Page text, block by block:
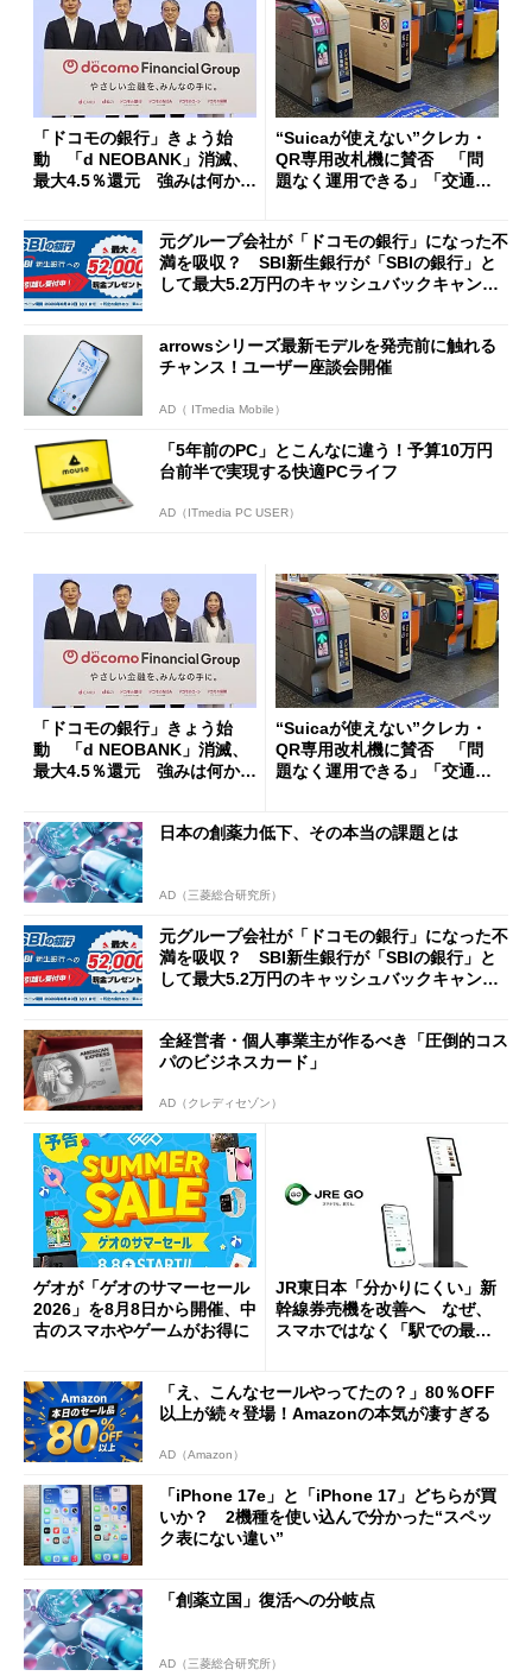
「ドコモの銀行」きょう始
動 「d NEOBANK」消滅、
最大4.5％還元 強みは何か解
“Suicaが使えない”クレカ・
QR専用改札機に賛否 「問
題なく運用できる」「交通系I
元グループ会社が「ドコモの銀行」になった不
満を吸収？ SBI新生銀行が「SBIの銀行」と
して最大5.2万円のキャッシュバックキャンペ
arrowsシリーズ最新モデルを発売前に触れる
チャンス！ユーザー座談会開催
AD（ ITmedia Mobile）
「5年前のPC」とこんなに違う！予算10万円
台前半で実現する快適PCライフ
AD（ITmedia PC USER）
「ドコモの銀行」きょう始
動 「d NEOBANK」消滅、
最大4.5％還元 強みは何か解
“Suicaが使えない”クレカ・
QR専用改札機に賛否 「問
題なく運用できる」「交通系I
日本の創薬力低下、その本当の課題とは
AD（三菱総合研究所）
元グループ会社が「ドコモの銀行」になった不
満を吸収？ SBI新生銀行が「SBIの銀行」と
して最大5.2万円のキャッシュバックキャンペ
全経営者・個人事業主が作るべき「圧倒的コス
パのビジネスカード」
AD（クレディセゾン）
ゲオが「ゲオのサマーセール
2026」を8月8日から開催、中
古のスマホやゲームがお得に
JR東日本「分かりにくい」新
幹線券売機を改善へ なぜ、
スマホではなく「駅での最短
「え、こんなセールやってたの？」80％OFF
以上が続々登場！Amazonの本気が凄すぎる
AD（Amazon）
「iPhone 17e」と「iPhone 17」どちらが買
いか？ 2機種を使い込んで分かった“スペッ
ク表にない違い”
「創薬立国」復活への分岐点
AD（三菱総合研究所）